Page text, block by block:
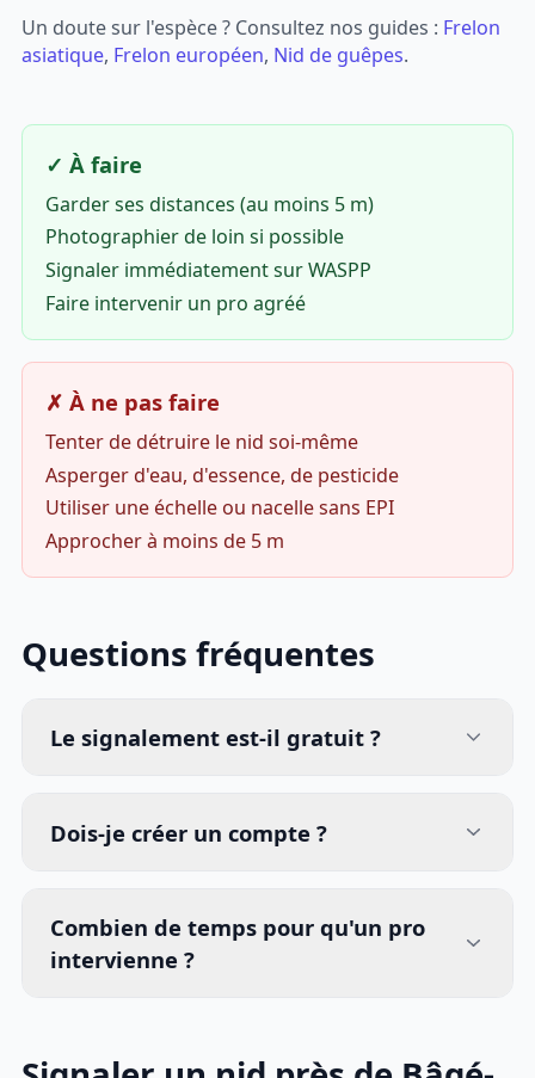
Un doute sur l'espèce ? Consultez nos guides : Frelon
asiatique, Frelon européen, Nid de guêpes.
✓ À faire
Garder ses distances (au moins 5 m)
Photographier de loin si possible
Signaler immédiatement sur WASPP
Faire intervenir un pro agréé
✗ À ne pas faire
Tenter de détruire le nid soi-même
Asperger d'eau, d'essence, de pesticide
Utiliser une échelle ou nacelle sans EPI
Approcher à moins de 5 m
Questions fréquentes
Le signalement est-il gratuit ?
Dois-je créer un compte ?
Combien de temps pour qu'un pro
intervienne ?